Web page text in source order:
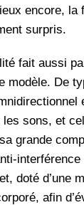
encore,
surpris.
fait aussi
modèle. De
sons, et
grande
doté d’une
afin